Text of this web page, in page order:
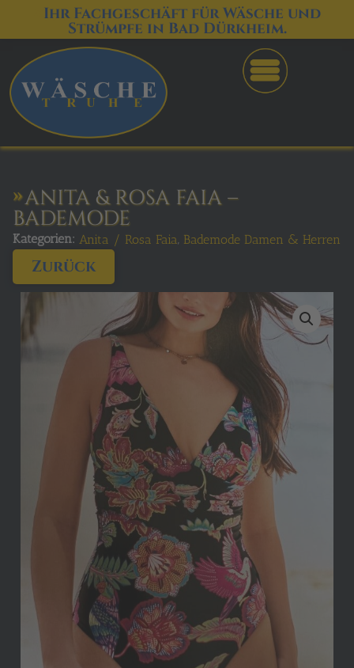
Ihr Fachgeschäft für Wäsche und
Strümpfe in Bad Dürkheim.
ANITA & ROSA FAIA –
BADEMODE
Kategorien: Anita / Rosa Faia, Bademode Damen & Herren
Zurück